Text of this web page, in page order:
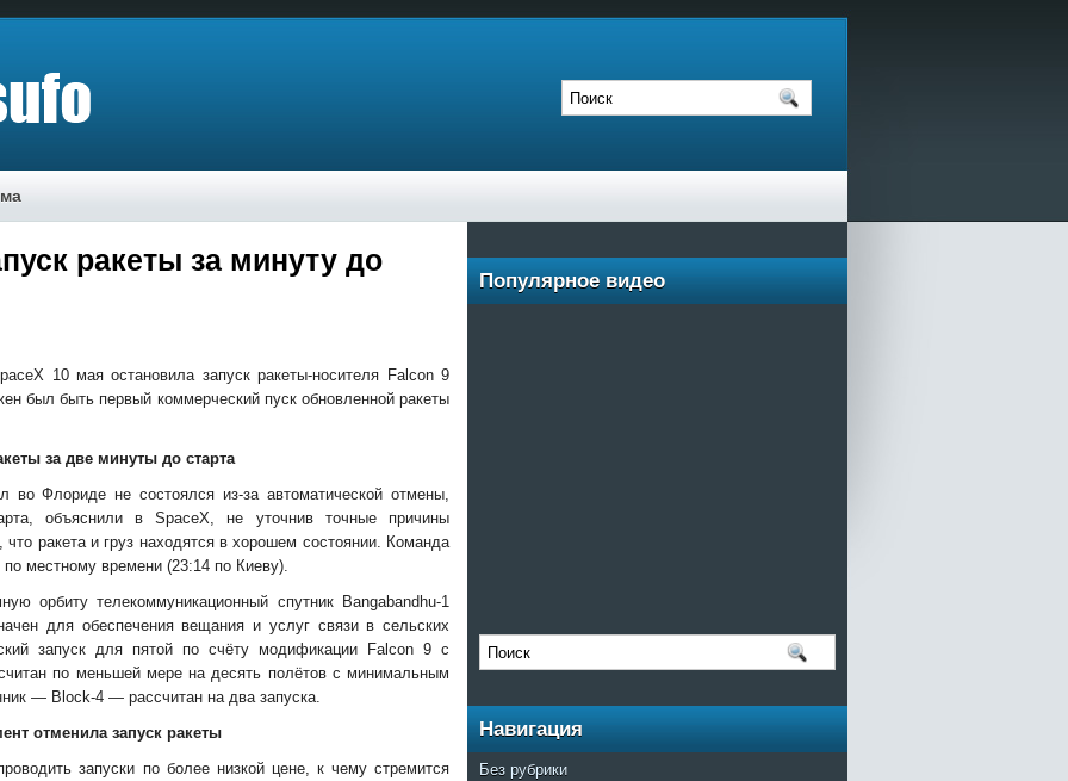
ракеты за минуту до
10 мая остановила запуск ракеты-носителя Falcon 9
был быть первый коммерческий пуск обновленной ракеты
за две минуты до старта
Флориде не состоялся из-за автоматической отмены,
объяснили в SpaceX, не уточнив точные причины
ракета и груз находятся в хорошем состоянии. Команда
местному времени (23:14 по Киеву).
орбиту телекоммуникационный спутник Bangabandhu-1
для обеспечения вещания и услуг связи в сельских
запуск для пятой по счёту модификации Falcon 9 с
по меньшей мере на десять полётов с минимальным
— Block-4 — рассчитан на два запуска.
отменила запуск ракеты
запуски по более низкой цене, к чему стремится
Популярное видео
Навигация
Без рубрики